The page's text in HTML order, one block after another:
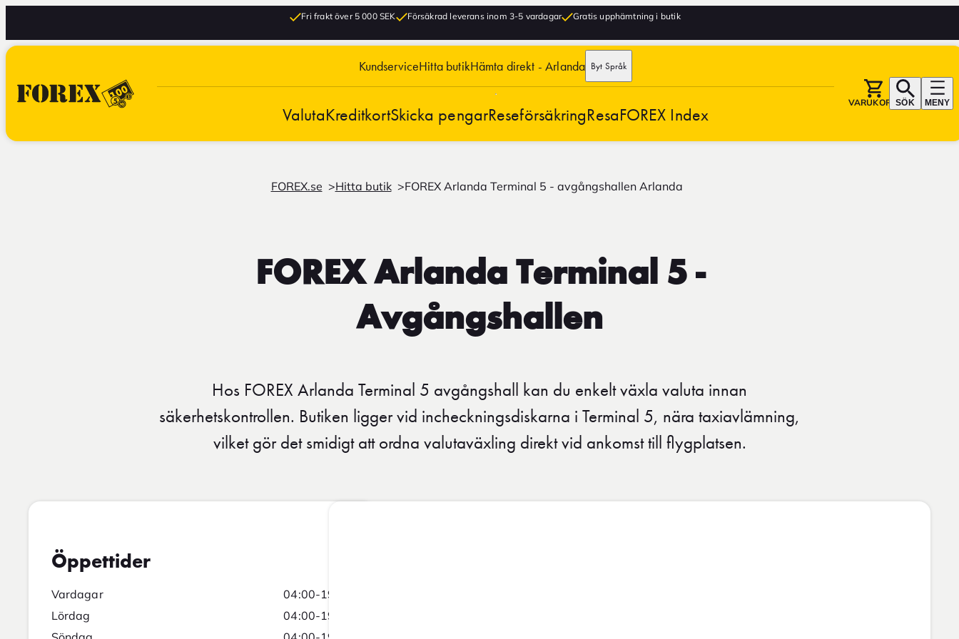
Fri frakt över 5 000 SEK Försäkrad leverans inom 3-5 vardagar Gratis upphämtning i butik
KundserviceHitta butikHämta direkt - Arlanda Byt Språk
ValutaKreditkortSkicka pengarReseförsäkringResaFOREX Index
VARUKORGSÖK MENY
FOREX.se Hitta butik FOREX Arlanda Terminal 5 - avgångshallen Arlanda
FOREX Arlanda Terminal 5 -
Avgångshallen
Hos FOREX Arlanda Terminal 5 avgångshall kan du enkelt växla valuta innan
säkerhetskontrollen. Butiken ligger vid incheckningsdiskarna i Terminal 5, nära taxiavlämning,
vilket gör det smidigt att ordna valutaväxling direkt vid ankomst till flygplatsen.
Öppettider
Vardagar
04:00-19:00
Lördag
04:00-19:00